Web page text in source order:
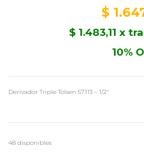
$
$1.483,11 x
10%
Derivador Triple Tolsen 57113 – 1/2″
48 disponibles